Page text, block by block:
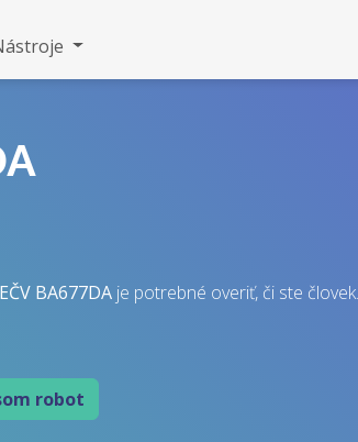
EČV BA677DA je potrebné overiť, či ste človek.
robot